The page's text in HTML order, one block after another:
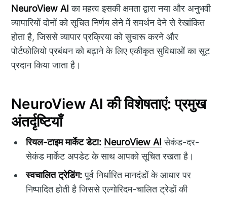
NeuroView AI का महत्व इसकी क्षमता द्वारा नया और अनुभवी
व्यापारियों दोनों को सूचित निर्णय लेने में समर्थन देने से रेखांकित
होता है, जिससे व्यापार प्रक्रिया को सुचारू करने और
पोर्टफोलियो प्रबंधन को बढ़ाने के लिए एकीकृत सुविधाओं का सूट
प्रदान किया जाता है।
NeuroView AI की विशेषताएं: प्रमुख
अंतर्दृष्टियाँ
रियल-टाइम मार्केट डेटा: NeuroView AI सेकंड-दर-
सेकंड मार्केट अपडेट के साथ आपको सूचित रखता है।
स्वचालित ट्रेडिंग:पूर्व निर्धारित मानदंडों के आधार पर
निष्पादित होती है जिससे एल्गोरिदम-चालित ट्रेडों की